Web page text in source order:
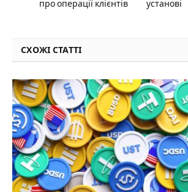
про операції клієнтів
установі
СХОЖІ СТАТТІ